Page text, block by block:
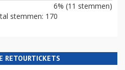
6% (11 stemmen)
stemmen: 170
RETOURTICKETS